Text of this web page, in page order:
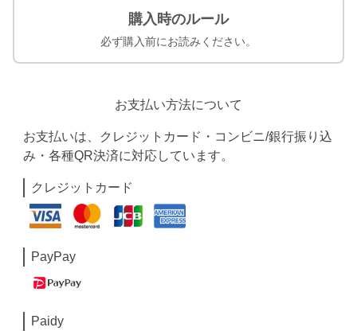
購入時のルール
必ず購入前にお読みください。
お支払い方法について
お支払いは、クレジットカード・コンビニ/銀行振り込
み・各種QR決済に対応しています。
クレジットカード
PayPay
Paidy